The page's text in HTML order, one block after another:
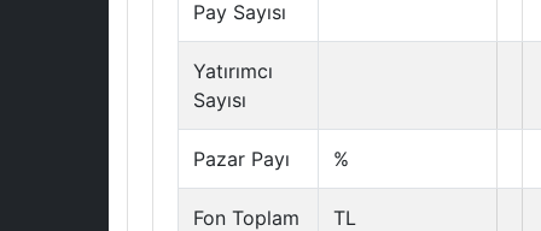
Pay Sayısı
Yatırımcı
Sayısı
Pazar Payı %
Fon Toplam
TL